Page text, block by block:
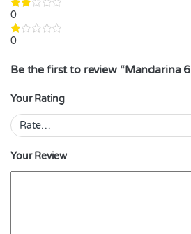
0
0
Be the first to review “Mandarina
Your Rating
Your Review